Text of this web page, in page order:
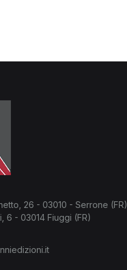
26 - 03010 - Serrone (FR)
6 - 03014 Fiuggi (FR)